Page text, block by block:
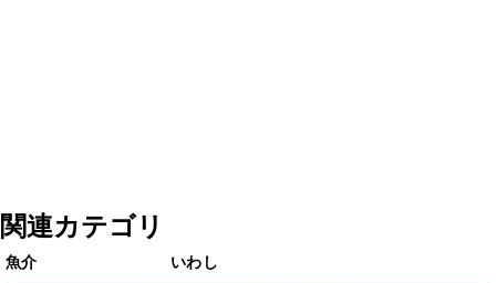
関連カテゴリ
魚介
いわし